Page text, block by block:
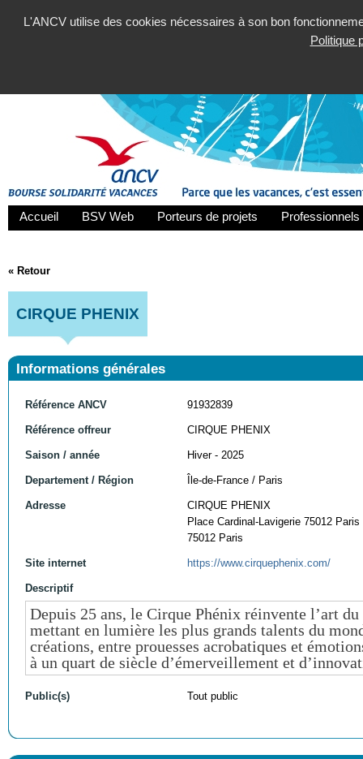
L'ANCV utilise des cookies nécessaires à son bon
Politique
Accueil BSV Web Porteurs de projets
« Retour
CIRQUE PHENIX
Informations générales
Référence ANCV 91932839
Référence offreur CIRQUE PHENIX
Saison / année Hiver - 2025
Departement / Région Île-de-France / Paris
Adresse
CIRQUE PHENIX
Place Cardinal-Lavigerie 75012 Paris
75012 Paris
Site internet https://www.cirquephenix.com/
Descriptif
Depuis 25 ans, le Cirque Phénix réinvente l’art
mettant en lumière les plus grands talents du
créations, entre prouesses acrobatiques et
à un quart de siècle d’émerveillement et
Public(s) Tout public